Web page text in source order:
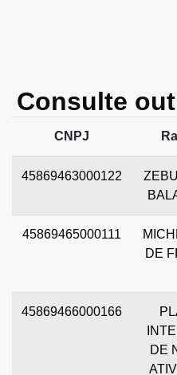
Consulte
CNPJ
45869463000122
45869465000111
DE
45869466000166
DE